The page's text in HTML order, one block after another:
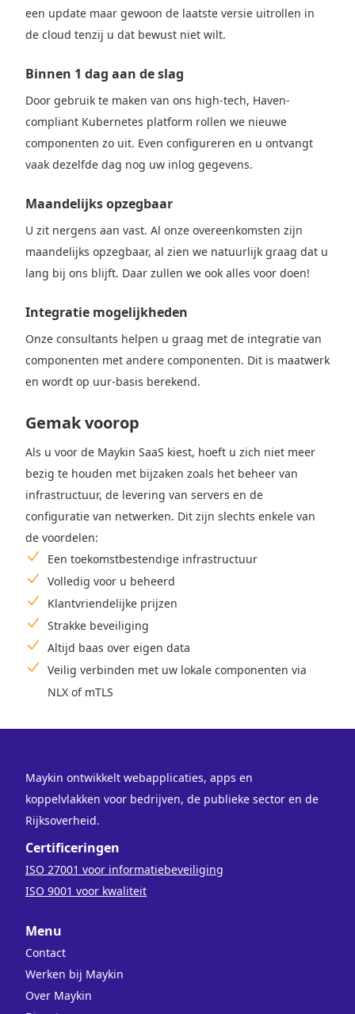
een update maar gewoon de laatste versie uitrollen in
de cloud tenzij u dat bewust niet wilt.
Binnen 1 dag aan de slag
Door gebruik te maken van ons high-tech, Haven-
compliant Kubernetes platform rollen we nieuwe
componenten zo uit. Even configureren en u ontvangt
vaak dezelfde dag nog uw inlog gegevens.
Maandelijks opzegbaar
U zit nergens aan vast. Al onze overeenkomsten zijn
maandelijks opzegbaar, al zien we natuurlijk graag dat u
lang bij ons blijft. Daar zullen we ook alles voor doen!
Integratie mogelijkheden
Onze consultants helpen u graag met de integratie van
componenten met andere componenten. Dit is maatwerk
en wordt op uur-basis berekend.
Gemak voorop
Als u voor de Maykin SaaS kiest, hoeft u zich niet meer
bezig te houden met bijzaken zoals het beheer van
infrastructuur, de levering van servers en de
configuratie van netwerken. Dit zijn slechts enkele van
de voordelen:
Een toekomstbestendige infrastructuur
Volledig voor u beheerd
Klantvriendelijke prijzen
Strakke beveiliging
Altijd baas over eigen data
Veilig verbinden met uw lokale componenten via
NLX of mTLS
Maykin ontwikkelt webapplicaties, apps en
koppelvlakken voor bedrijven, de publieke sector en de
Rijksoverheid.
Certificeringen
ISO 27001 voor informatiebeveiliging
ISO 9001 voor kwaliteit
Menu
Contact
Werken bij Maykin
Over Maykin